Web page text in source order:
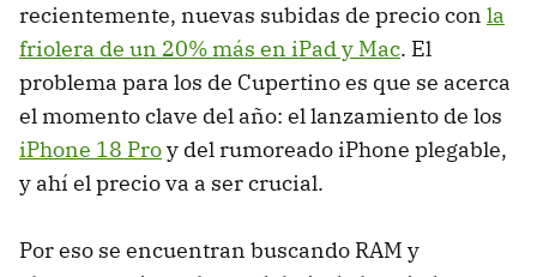
recientemente, nuevas subidas de precio con la
friolera de un 20% más en iPad y Mac. El
problema para los de Cupertino es que se acerca
el momento clave del año: el lanzamiento de los
iPhone 18 Proy del rumoreado iPhone plegable,
y ahí el precio va a ser crucial.
Por eso se encuentran buscando RAM y